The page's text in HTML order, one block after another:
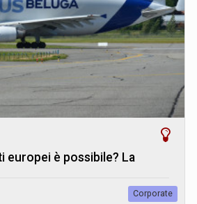
europei è possibile? La
Corporate